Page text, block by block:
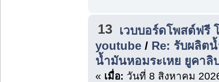
13
เวบบอร์ดโพสต์ฟรี
youtube/ Re: รับผลิต
น้ำมันหอมระเหย ยูคาลิ
« เมื่อ: วันที่ 8 สิงหาคม